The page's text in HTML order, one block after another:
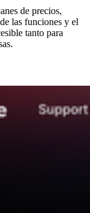
de precios,
las funciones y el
tanto para